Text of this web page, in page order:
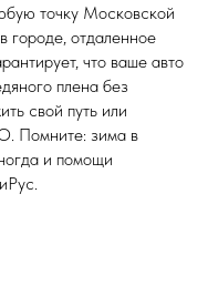
точку Московской
городе, отдаленное
что ваше авто
плена без
свой путь или
Помните: зима в
и помощи